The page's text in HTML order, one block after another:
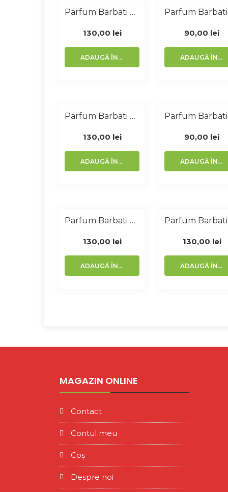
Parfum Barbati Similar Carolina Herrera 100 Ml
130,00 lei
ADAUGĂ ÎN COȘ
90,00 lei
ADAUGĂ ÎN COȘ
Parfum Barbati Similar Emporio 100 Ml
130,00 lei
ADAUGĂ ÎN COȘ
90,00 lei
ADAUGĂ ÎN COȘ
Parfum Barbati Similar L EauDisey 100 Ml
130,00 lei
ADAUGĂ ÎN COȘ
130,00 lei
ADAUGĂ ÎN COȘ
MAGAZIN ONLINE
Contact
Contul meu
Coș
Despre noi